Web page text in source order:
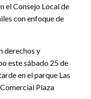
el Consejo Local de
con enfoque de
derechos y
este sábado 25 de
en el parque Las
Plaza